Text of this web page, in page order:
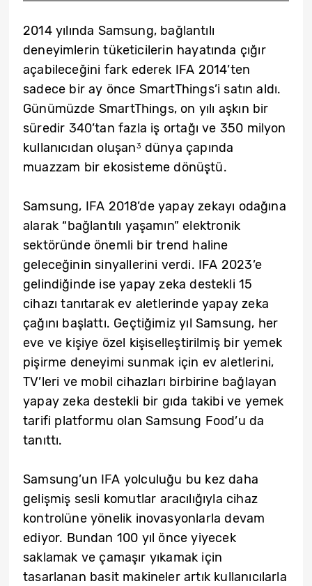
2014 yılında Samsung, bağlantılı
deneyimlerin tüketicilerin hayatında çığır
açabileceğini fark ederek IFA 2014’ten
sadece bir ay önce SmartThings’i satın aldı.
Günümüzde SmartThings, on yılı aşkın bir
süredir 340’tan fazla iş ortağı ve 350 milyon
kullanıcıdan oluşan3 dünya çapında
muazzam bir ekosisteme dönüştü.
Samsung, IFA 2018’de yapay zekayı odağına
alarak “bağlantılı yaşamın” elektronik
sektöründe önemli bir trend haline
geleceğinin sinyallerini verdi. IFA 2023’e
gelindiğinde ise yapay zeka destekli 15
cihazı tanıtarak ev aletlerinde yapay zeka
çağını başlattı. Geçtiğimiz yıl Samsung, her
eve ve kişiye özel kişiselleştirilmiş bir yemek
pişirme deneyimi sunmak için ev aletlerini,
TV’leri ve mobil cihazları birbirine bağlayan
yapay zeka destekli bir gıda takibi ve yemek
tarifi platformu olan Samsung Food’u da
tanıttı.
Samsung’un IFA yolculuğu bu kez daha
gelişmiş sesli komutlar aracılığıyla cihaz
kontrolüne yönelik inovasyonlarla devam
ediyor. Bundan 100 yıl önce yiyecek
saklamak ve çamaşır yıkamak için
tasarlanan basit makineler artık kullanıcılarla